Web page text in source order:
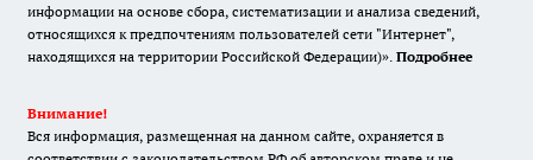
информации на основе сбора, систематизации и анализа сведений,
относящихся к предпочтениям пользователей сети "Интернет",
находящихся на территории Российской Федерации)». Подробнее
Внимание!
Вся информация, размещенная на данном сайте, охраняется в